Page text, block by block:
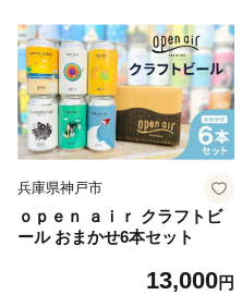
兵庫県神戸市
ｏｐｅｎ ａｉｒ クラフトビ
ール おまかせ6本セット
13,000円